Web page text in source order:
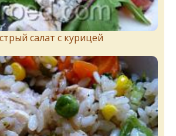
салат с курицей